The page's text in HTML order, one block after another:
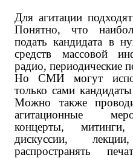
Для агитации
Понятно, что
подать кандидата в
средств массовой
радио, периодические
Но СМИ могут
только сами
Можно также
агитационные
концерты,
дискуссии,
распространять